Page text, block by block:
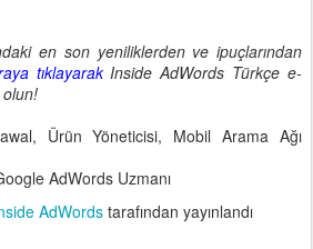
en son yeniliklerden ve ipuçlarından
tıklayarak Inside AdWords Türkçe e-
Ürün Yöneticisi, Mobil Arama Ağı
AdWords Uzmanı
AdWordstarafından yayınlandı